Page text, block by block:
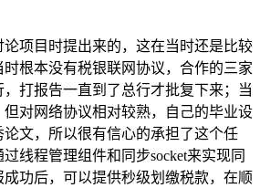
项目时提出来的，这在当时还是比较
根本没有税银联网协议，合作的三家
打报告一直到了总行才批复下来；当
对网络协议相对较熟，自己的毕业设
文，所以很有信心的承担了这个任
线程管理组件和同步socket来实现同
功后，可以提供秒级划缴税款，在顺